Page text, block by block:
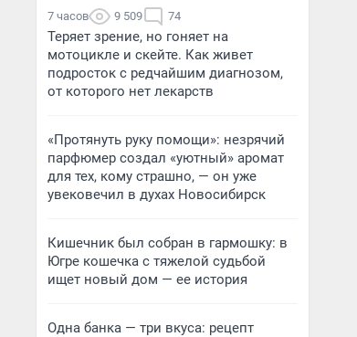
7 часов 9 509 74
Теряет зрение, но гоняет на
мотоцикле и скейте. Как живет
подросток с редчайшим диагнозом,
от которого нет лекарств
«Протянуть руку помощи»: незрячий
парфюмер создал «уютный» аромат
для тех, кому страшно, — он уже
увековечил в духах Новосибирск
Кишечник был собран в гармошку: в
Югре кошечка с тяжелой судьбой
ищет новый дом — ее история
Одна банка — три вкуса: рецепт